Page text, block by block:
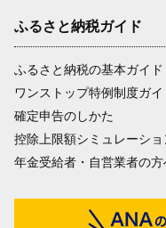
ふるさと納税ガイド
ふるさと納税の基本ガイド
ワンストップ特例制度ガイ
確定申告のしかた
控除上限額シミュレーショ
年金受給者・自営業者の方